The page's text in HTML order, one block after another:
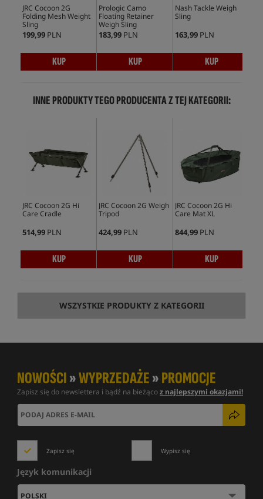
JRC Cocoon 2G
Folding Mesh Weight
Sling
199,99 PLN
KUP
Prologic Camo
Floating Retainer
Weigh Sling
183,99 PLN
KUP
Nash Tackle Weigh
Sling
163,99 PLN
KUP
INNE PRODUKTY TEGO PRODUCENTA Z TEJ KATEGORII:
JRC Cocoon 2G Hi
Care Cradle
514,99 PLN
KUP
JRC Cocoon 2G Weigh
Tripod
424,99 PLN
KUP
JRC Cocoon 2G Hi
Care Mat XL
844,99 PLN
KUP
WSZYSTKIE PRODUKTY Z KATEGORII
NOWOŚCI»WYPRZEDAŻE»PROMOCJE
Zapisz się do newslettera i bądź na bieżącoz najlepszymi okazjami!
Zapisz się Wypisz się
Język komunikacji